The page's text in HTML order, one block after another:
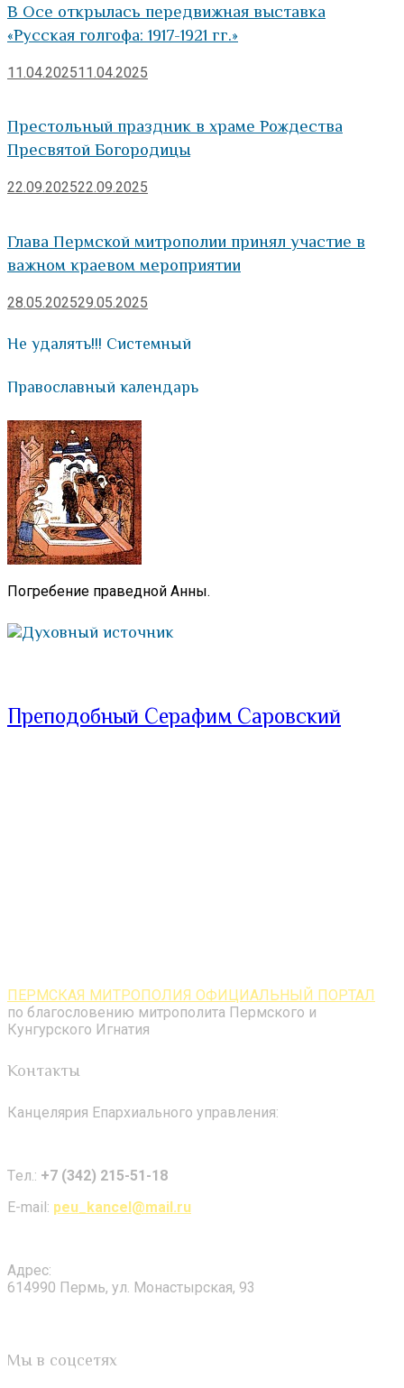
В Осе открылась передвижная выставка
«Русская голгофа: 1917-1921 гг.»
11.04.202511.04.2025
Престольный праздник в храме Рождества
Пресвятой Богородицы
22.09.202522.09.2025
Глава Пермской митрополии принял участие в
важном краевом мероприятии
28.05.202529.05.2025
Не удалять!!! Системный
Православный календарь
Погребение праведной Анны.
Духовный источник
Преподобный Серафим Саровский
ПЕРМСКАЯ МИТРОПОЛИЯ ОФИЦИАЛЬНЫЙ ПОРТАЛ
по благословению митрополита Пермского и
Кунгурского Игнатия
Контакты
Канцелярия Епархиального управления:
Tел.: +7 (342) 215-51-18
E-mail: peu_kancel@mail.ru
Адрес:
614990 Пермь, ул. Монастырская, 93
Мы в соцсетях